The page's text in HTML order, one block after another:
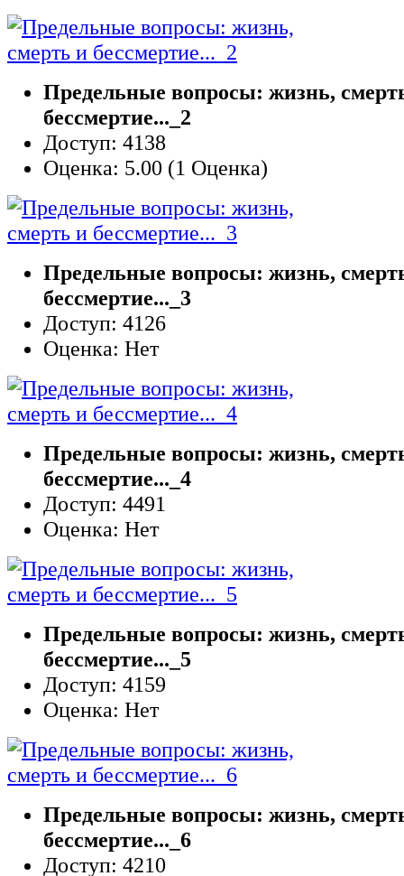
Предельные вопросы: жизнь,
бессмертие..._2
Доступ: 4138
Оценка: 5.00 (1 Оценка)
Предельные вопросы: жизнь,
бессмертие..._3
Доступ: 4126
Оценка: Нет
Предельные вопросы: жизнь,
бессмертие..._4
Доступ: 4491
Оценка: Нет
Предельные вопросы: жизнь,
бессмертие..._5
Доступ: 4159
Оценка: Нет
Предельные вопросы: жизнь,
бессмертие..._6
Доступ: 4210